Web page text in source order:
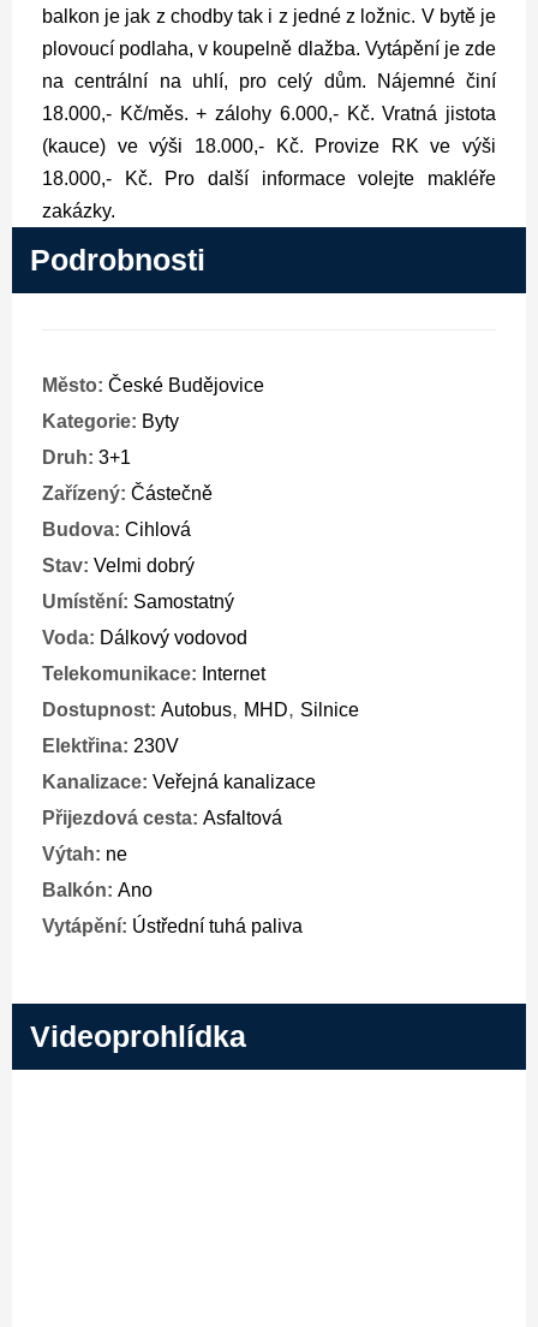
balkon je jak z chodby tak i z jedné z ložnic. V bytě je
plovoucí podlaha, v koupelně dlažba. Vytápění je zde
na centrální na uhlí, pro celý dům. Nájemné činí
18.000,- Kč/měs. + zálohy 6.000,- Kč. Vratná jistota
(kauce) ve výši 18.000,- Kč. Provize RK ve výši
18.000,- Kč. Pro další informace volejte makléře
zakázky.
Podrobnosti
Město: České Budějovice
Kategorie: Byty
Druh: 3+1
Zařízený: Částečně
Budova: Cihlová
Stav: Velmi dobrý
Umístění: Samostatný
Voda: Dálkový vodovod
Telekomunikace: Internet
Dostupnost: Autobus, MHD, Silnice
Elektřina: 230V
Kanalizace: Veřejná kanalizace
Přijezdová cesta: Asfaltová
Výtah: ne
Balkón: Ano
Vytápění: Ústřední tuhá paliva
Videoprohlídka